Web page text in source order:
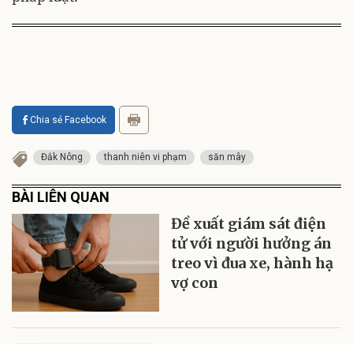
Chia sẻ Facebook
Đắk Nông thanh niên vi phạm săn mây
BÀI LIÊN QUAN
Đề xuất giám sát điện
tử với người hưởng án
treo vì đua xe, hành hạ
vợ con